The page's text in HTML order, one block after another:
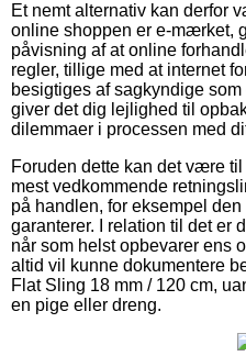
Et nemt alternativ kan derfor
online shoppen er e-mærket,
påvisning af at online
regler, tillige med at internet
besigtiges af sagkyndige
giver det dig lejlighed til
dilemmaer i processen med
Foruden dette kan det være
mest vedkommende
på handlen, for eksempel
garanterer. I relation til det er
når som helst opbevarer ens
altid vil kunne dokumentere
Flat Sling 18 mm / 120 cm,
en pige eller dreng.